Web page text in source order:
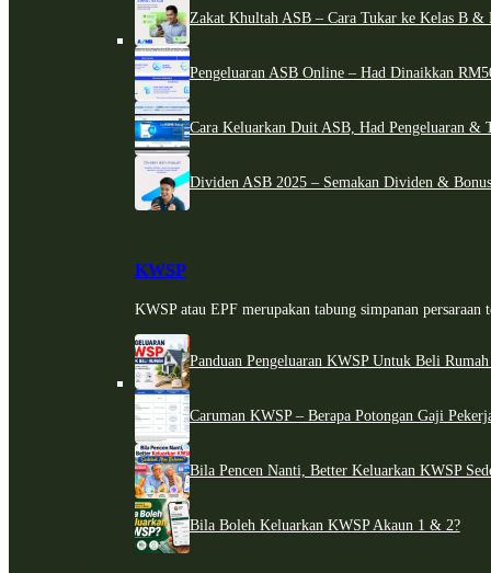
Zakat Khultah ASB – Cara Tukar ke Kelas B &
Pengeluaran ASB Online – Had Dinaikkan
Cara Keluarkan Duit ASB, Had Pengeluaran &
Dividen ASB 2025 – Semakan Dividen &
KWSP
KWSP atau EPF merupakan tabung simpanan persaraan
Panduan Pengeluaran KWSP Untuk Beli
Caruman KWSP – Berapa Potongan Gaji
Bila Pencen Nanti, Better Keluarkan KWSP
Bila Boleh Keluarkan KWSP Akaun 1 & 2?